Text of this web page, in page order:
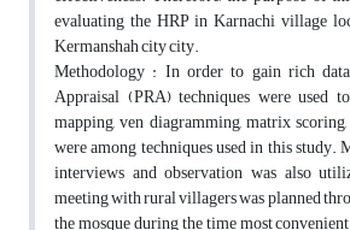
evaluating the HRP in Karnachi village
Kermanshah city city.
Methodology : In order to gain rich
Appraisal (PRA) techniques were used
mapping, ven diagramming, matrix
were among techniques used in this study.
interviews and observation was also
meeting with rural villagers was planned